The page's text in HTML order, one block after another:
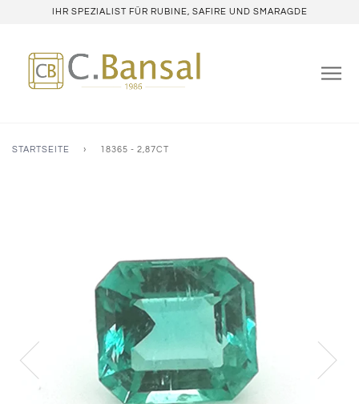
IHR SPEZIALIST FÜR RUBINE, SAFIRE UND SMARAGDE
STARTSEITE › 18365 - 2,87CT